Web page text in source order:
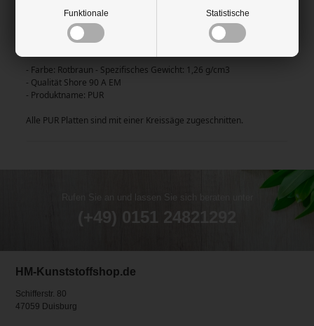
Funktionale Statistische
PUR Nimmt kein Wasser auf, und ist deshalb gut für Drinnen und
Weitere Spezialisierungen:
- Farbe: Rotbraun - Spezifisches Gewicht: 1,26 g/cm3
- Qualität Shore 90 A EM
- Produktname: PUR
Alle PUR Platten sind mit einer Kreissäge zugeschnitten.
Rufen Sie an und lassen Sie sich beraten unter
(+49) 0151 24821292
HM-Kunststoffshop.de
Schifferstr. 80
47059 Duisburg